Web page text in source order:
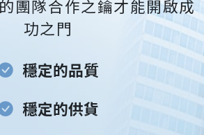
團隊合作之鑰才能開啟成
功之門
穩定的品質
穩定的供貨